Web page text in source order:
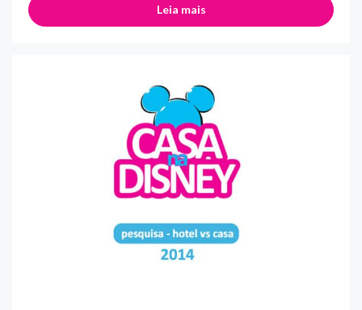
Leia mais